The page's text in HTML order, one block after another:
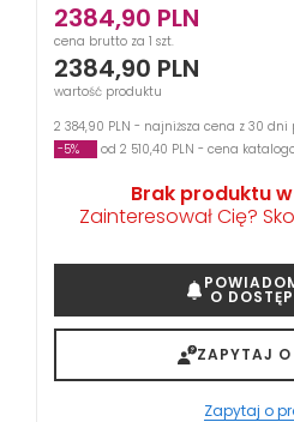
2384,90 PLN
cena brutto za 1 szt.
2384,90 PLN
wartość produktu
2 384,90 PLN - najniższa cena z 30 dni
-5%
od 2 510,40 PLN - cena
Brak produktu
Zainteresował Cię?
O
ZAPYTAJ O
Zapytaj o